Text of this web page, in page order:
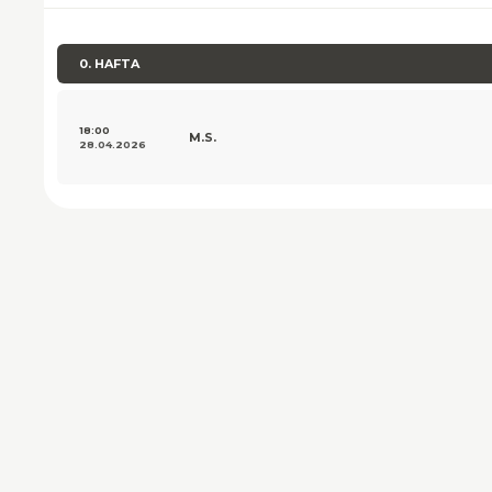
0. HAFTA
18:00
28.04.2026
M.S.